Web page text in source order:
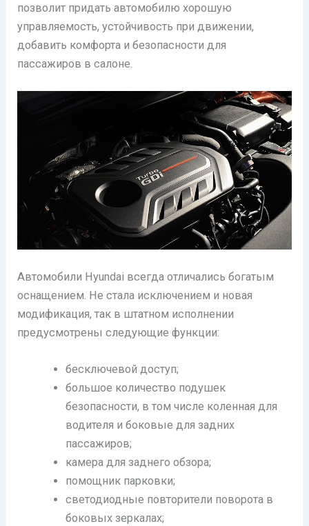
позволит придать автомобилю хорошую
управляемость, устойчивость при движении,
добавить комфорта и безопасности для
пассажиров в салоне.
Автомобили Hyundai всегда отличались богатым
оснащением. Не стала исключением и новая
модификация, так в штатном исполнении
предусмотрены следующие функции:
бесключевой доступ;
большое количество подушек
безопасности, в том числе коленная для
водителя и боковые для задних
пассажиров;
камера для заднего обзора;
помощник парковки;
светодиодные повторители поворота в
боковых зеркалах;